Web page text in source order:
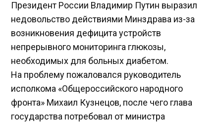
Президент России Владимир Путин выразил
недовольство действиями Минздрава из-за
возникновения дефицита устройств
непрерывного мониторинга глюкозы,
необходимых для больных диабетом.
На проблему пожаловался руководитель
исполкома «Общероссийского народного
фронта» Михаил Кузнецов, после чего глава
государства потребовал от министра